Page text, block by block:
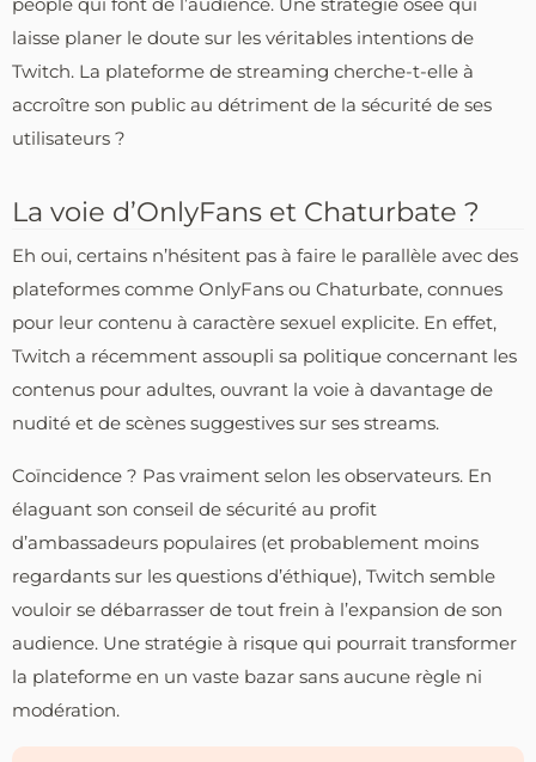
people qui font de l’audience. Une stratégie osée qui
laisse planer le doute sur les véritables intentions de
Twitch. La plateforme de streaming cherche-t-elle à
accroître son public au détriment de la sécurité de ses
utilisateurs ?
La voie d’OnlyFans et Chaturbate ?
Eh oui, certains n’hésitent pas à faire le parallèle avec des
plateformes comme OnlyFans ou Chaturbate, connues
pour leur contenu à caractère sexuel explicite. En effet,
Twitch a récemment assoupli sa politique concernant les
contenus pour adultes, ouvrant la voie à davantage de
nudité et de scènes suggestives sur ses streams.
Coïncidence ? Pas vraiment selon les observateurs. En
élaguant son conseil de sécurité au profit
d’ambassadeurs populaires (et probablement moins
regardants sur les questions d’éthique), Twitch semble
vouloir se débarrasser de tout frein à l’expansion de son
audience. Une stratégie à risque qui pourrait transformer
la plateforme en un vaste bazar sans aucune règle ni
modération.